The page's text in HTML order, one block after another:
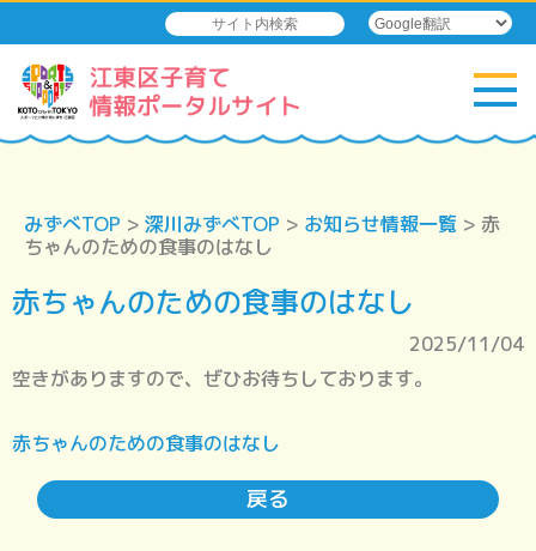
みずべTOP > 深川みずべTOP > お知らせ情報一覧 > 赤
ちゃんのための食事のはなし
赤ちゃんのための食事のはなし
2025/11/04
空きがありますので、ぜひお待ちしております。
赤ちゃんのための食事のはなし
戻る